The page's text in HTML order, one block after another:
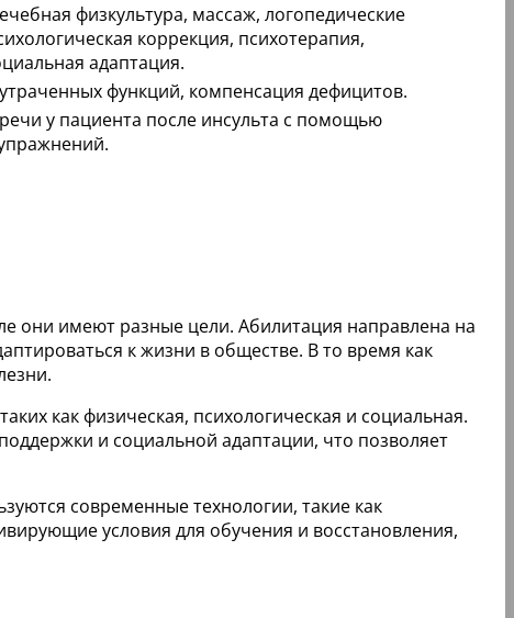
физкультура, массаж, логопедические
коррекция, психотерапия,
адаптация.
функций, компенсация дефицитов.
у пациента после инсульта с помощью
они имеют разные цели. Абилитация направлена на
к жизни в обществе. В то время как
как физическая, психологическая и социальная.
и социальной адаптации, что позволяет
современные технологии, такие как
условия для обучения и восстановления,